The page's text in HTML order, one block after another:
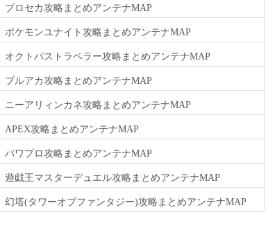
プロセカ攻略まとめアンテナMAP
ポケモンユナイト攻略まとめアンテナMAP
オクトパストラベラー攻略まとめアンテナMAP
ブルアカ攻略まとめアンテナMAP
ニーアリィンカネ攻略まとめアンテナMAP
APEX攻略まとめアンテナMAP
パワプロ攻略まとめアンテナMAP
遊戯王マスターデュエル攻略まとめアンテナMAP
幻塔(タワーオブファンタジー)攻略まとめアンテナMAP